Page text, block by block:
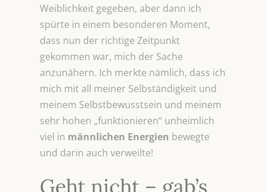
Weiblichkeit gegeben, aber dann ich
spürte in einem besonderen Moment,
dass nun der richtige Zeitpunkt
gekommen war, mich der Sache
anzunähern. Ich merkte nämlich, dass ich
mich mit all meiner Selbständigkeit und
meinem Selbstbewusstsein und meinem
sehr hohen „funktionieren“ unheimlich
viel in männlichen Energien bewegte
und darin auch verweilte!
Geht nicht – gab’s